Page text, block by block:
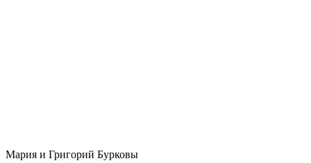
Мария и Григорий Бурковы